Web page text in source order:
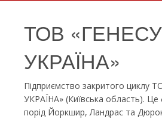
ТОВ
УКРАЇНА»
Підприємство закритого циклу
УКРАЇНА» (Київська область). Це
порід Йоркшир, Ландрас та